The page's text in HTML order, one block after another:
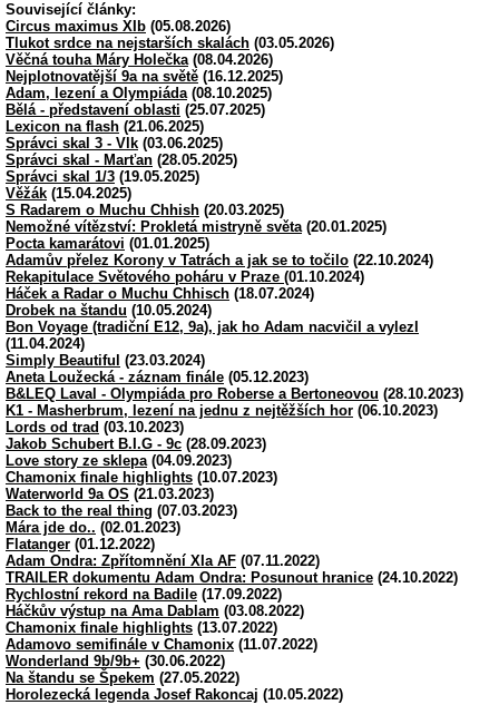
Související články:
Circus maximus XIb (05.08.2026)
Tlukot srdce na nejstarších skalách (03.05.2026)
Věčná touha Máry Holečka(08.04.2026)
Nejplotnovatější 9a na světě (16.12.2025)
Adam, lezení a Olympiáda(08.10.2025)
Bělá - představení oblasti (25.07.2025)
Lexicon na flash (21.06.2025)
Správci skal 3 - Vlk (03.06.2025)
Správci skal - Marťan (28.05.2025)
Správci skal 1/3 (19.05.2025)
Věžák (15.04.2025)
S Radarem o Muchu Chhish (20.03.2025)
Nemožné vítězství: Prokletá mistryně světa(20.01.2025)
Pocta kamarátovi (01.01.2025)
Adamův přelez Korony v Tatrách a jak se to točilo (22.10.2024)
Rekapitulace Světového poháru v Praze (01.10.2024)
Háček a Radar o Muchu Chhisch (18.07.2024)
Drobek na štandu (10.05.2024)
Bon Voyage (tradiční E12, 9a), jak ho Adam nacvičil a vylezl
(11.04.2024)
Simply Beautiful (23.03.2024)
Aneta Loužecká - záznam finále (05.12.2023)
B&LEQ Laval - Olympiáda pro Roberse a Bertoneovou (28.10.2023)
K1 - Masherbrum, lezení na jednu z nejtěžších hor (06.10.2023)
Lords od trad (03.10.2023)
Jakob Schubert B.I.G - 9c (28.09.2023)
Love story ze sklepa(04.09.2023)
Chamonix finale highlights (10.07.2023)
Waterworld 9a OS (21.03.2023)
Back to the real thing (07.03.2023)
Mára jde do.. (02.01.2023)
Flatanger (01.12.2022)
Adam Ondra: Zpřítomnění XIa AF (07.11.2022)
TRAILER dokumentu Adam Ondra: Posunout hranice (24.10.2022)
Rychlostní rekord na Badile (17.09.2022)
Háčkův výstup na Ama Dablam (03.08.2022)
Chamonix finale highlights (13.07.2022)
Adamovo semifinále v Chamonix (11.07.2022)
Wonderland 9b/9b+ (30.06.2022)
Na štandu se Špekem (27.05.2022)
Horolezecká legenda Josef Rakoncaj (10.05.2022)